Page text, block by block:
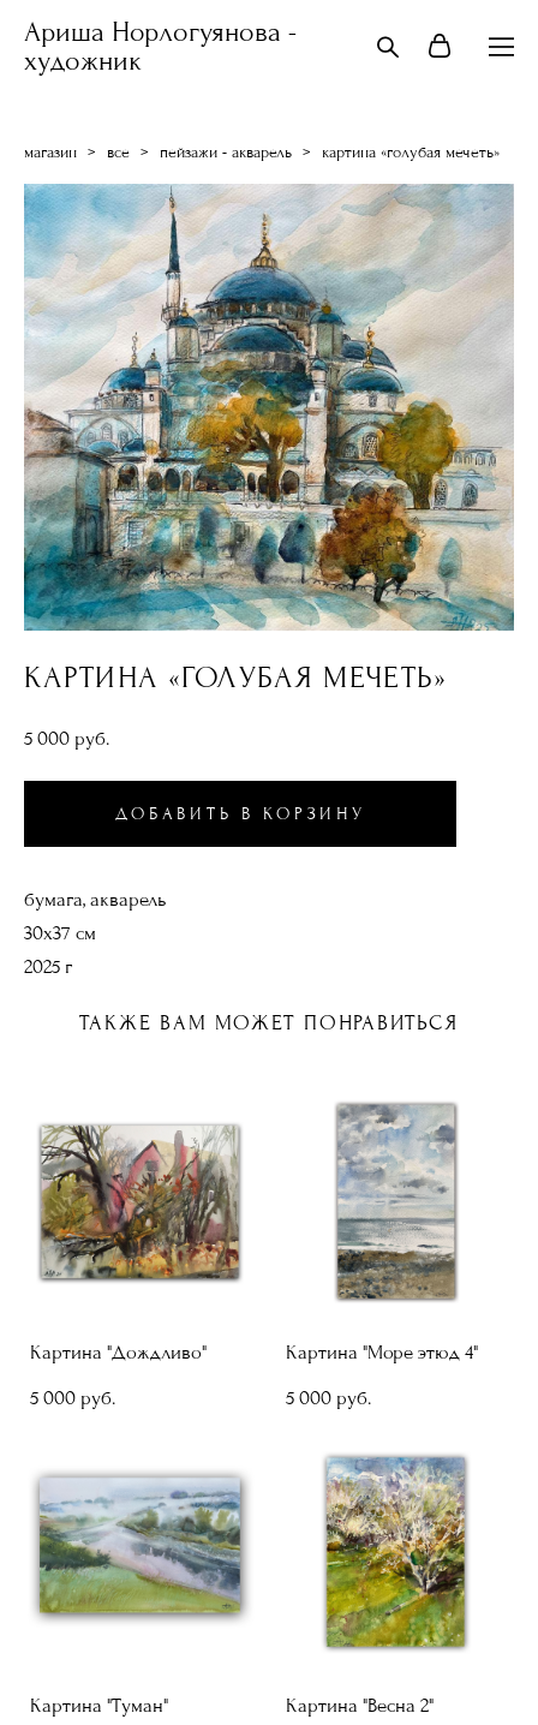
Ариша Норлогуянова -
художник
магазин > все > пейзажи - акварель > картина «голубая мечеть»
КАРТИНА «ГОЛУБАЯ МЕЧЕТЬ»
5 000 pуб.
ДОБАВИТЬ В КОРЗИНУ
бумага, акварель
30х37 см
2025 г
ТАКЖЕ ВАМ МОЖЕТ ПОНРАВИТЬСЯ
Картина "Дождливо"
5 000 pуб.
Картина "Море этюд 4"
5 000 pуб.
Картина "Туман"
Картина "Весна 2"